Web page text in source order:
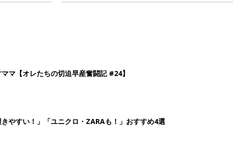
マ【オレたちの切迫早産奮闘記 #24】
やすい！」「ユニクロ・ZARAも！」おすすめ4選